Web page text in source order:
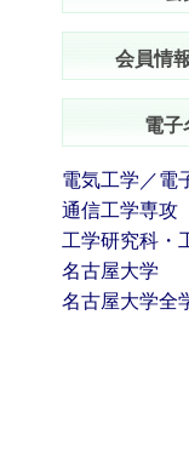
会員情
電子
電気工学／電
通信工学専攻
工学研究科・
名古屋大学
名古屋大学全